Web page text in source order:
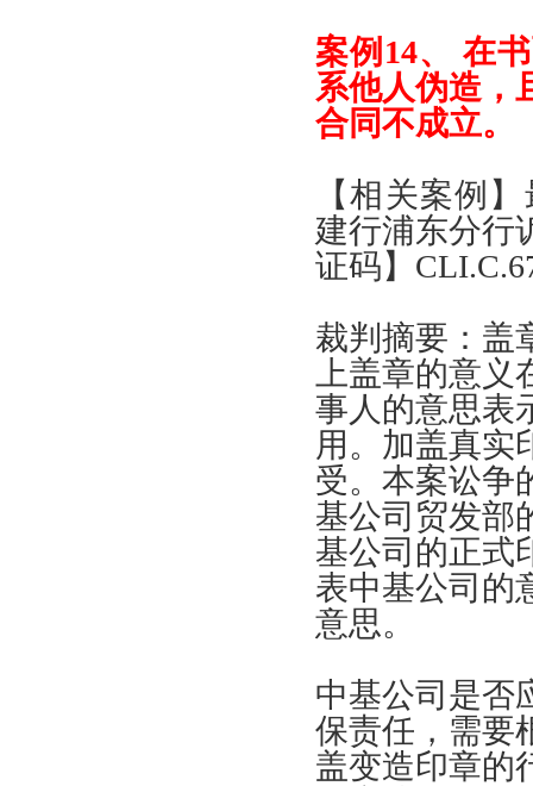
案例 14、 在
系他人伪造 ，
合同不成立。
【相关案例 】
建行浦东分行
证码】
裁判摘要 ： 盖
上盖章的意
事人的意思表
用 。 加盖真实
受。 本案讼争
基公司贸发部
基公司的正式
表中基公司的
意思。
中基公司是否
保责任 ， 需要
盖变造印章的